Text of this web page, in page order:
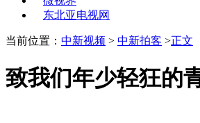
东北亚电视网
当前位置： 中新视频 > 中新拍客 >正文
致我们年少轻狂的